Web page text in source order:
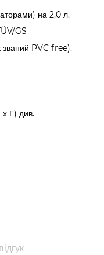
на 2,0 л.
GS
званий PVC free).
х Г) див.